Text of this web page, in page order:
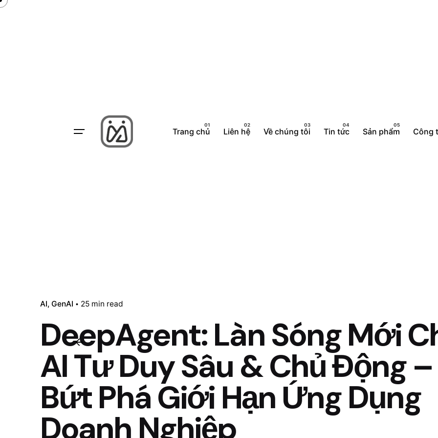
Skip
Trang chủ Liên hệ Về chúng tôi Tin tức Sản phẩm Công
AI GenAI 25 min read
DeepAgent: Làn Sóng Mới
AI Tư Duy Sâu & Chủ Động –
Bứt Phá Giới Hạn Ứng Dụng
Doanh Nghiệp